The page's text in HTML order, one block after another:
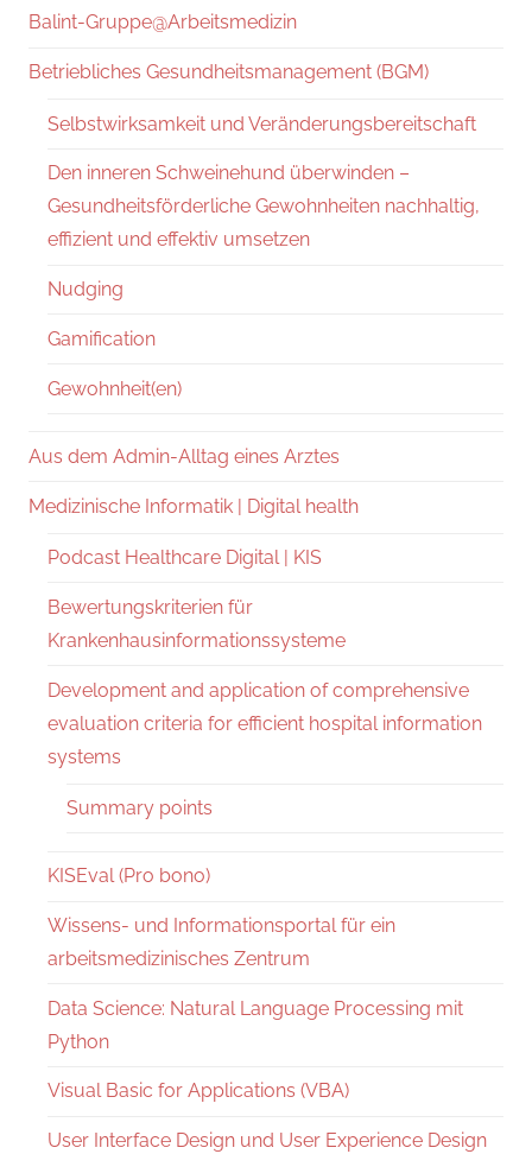
Balint-Gruppe@Arbeitsmedizin
Betriebliches Gesundheitsmanagement (BGM)
Selbstwirksamkeit und Veränderungsbereitschaft
Den inneren Schweinehund überwinden –
Gesundheitsförderliche Gewohnheiten nachhaltig,
effizient und effektiv umsetzen
Nudging
Gamification
Gewohnheit(en)
Aus dem Admin-Alltag eines Arztes
Medizinische Informatik | Digital health
Podcast Healthcare Digital | KIS
Bewertungskriterien für
Krankenhausinformationssysteme
Development and application of comprehensive
evaluation criteria for efficient hospital information
systems
Summary points
KISEval (Pro bono)
Wissens- und Informationsportal für ein
arbeitsmedizinisches Zentrum
Data Science: Natural Language Processing mit
Python
Visual Basic for Applications (VBA)
User Interface Design und User Experience Design